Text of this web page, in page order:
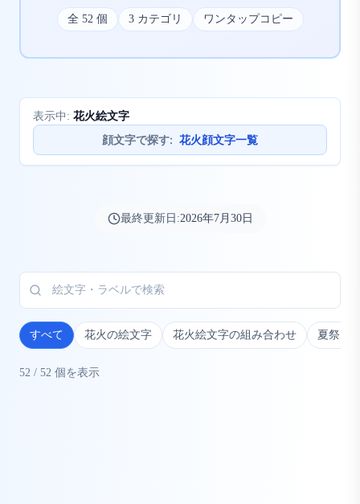
全 52個 3カテゴリ ワンタップコピー
表示中: 花火絵文字
顔文字で探す: 花火顔文字一覧
最終更新日:2026年7月30日
すべて 花火の絵文字 花火絵文字の組み合わせ 夏祭り
52 / 52 個を表示